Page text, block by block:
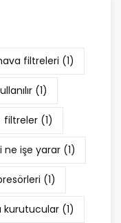
filtreleri (1)
(1)
filtreler (1)
ne işe yarar (1)
(1)
kurutucular (1)